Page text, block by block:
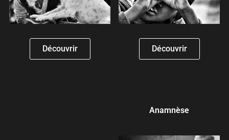
Découvrir Découvrir
Anamnèse